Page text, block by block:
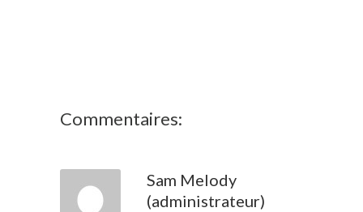
Commentaires:
Sam Melody
(administrateur)